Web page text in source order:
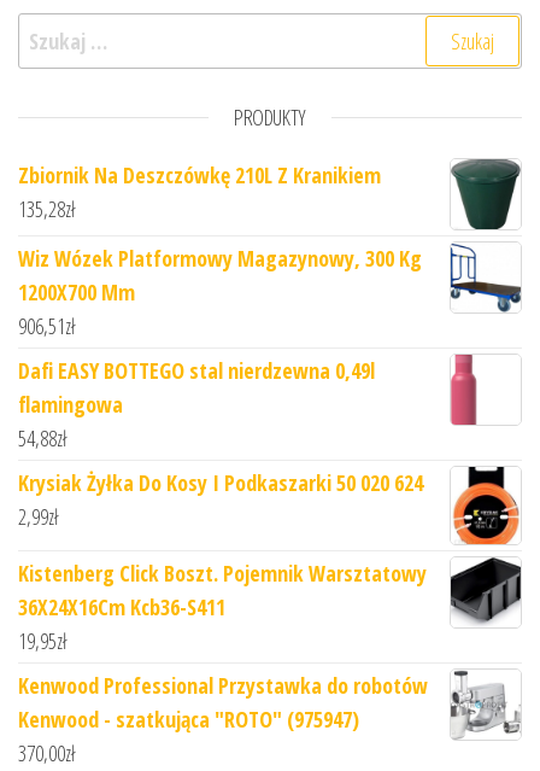
Szukaj:
PRODUKTY
Zbiornik Na Deszczówkę 210L Z Kranikiem
135,28zł
Wiz Wózek Platformowy Magazynowy, 300 Kg
1200X700 Mm
906,51zł
Dafi EASY BOTTEGO stal nierdzewna 0,49l
flamingowa
54,88zł
Krysiak Żyłka Do Kosy I Podkaszarki 50 020 624
2,99zł
Kistenberg Click Boszt. Pojemnik Warsztatowy
36X24X16Cm Kcb36-S411
19,95zł
Kenwood Professional Przystawka do robotów
Kenwood - szatkująca "ROTO" (975947)
370,00zł